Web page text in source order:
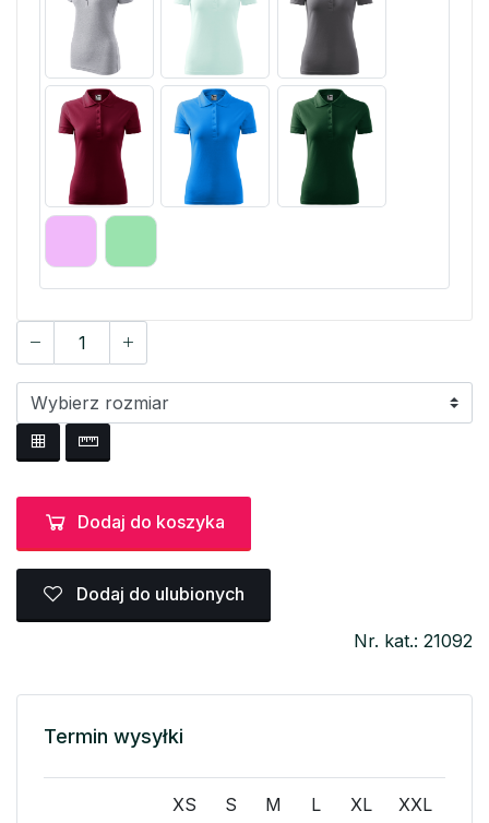
Dodaj do koszyka
Dodaj do ulubionych
Nr. kat.: 21092
Termin wysyłki
XS S M L XL XXL